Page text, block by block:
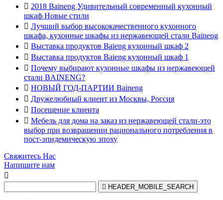
 2018 Baineng Удивительный современный кухонный
шкаф Новые стили
 Лучший выбор высококачественного кухонного
шкафа, кухонные шкафы из нержавеющей стали Baineng
 Выставка продуктов Baieng кухонный шкаф 2
 Выставка продуктов Baieng кухонный шкаф 1
 Почему выбирают кухонные шкафы из нержавеющей
стали BAINENG?
 НОВЫЙ ГОД-ПАРТИИ Baineng
 Дружелюбный клиент из Москвы, Россия
 Посещение клиента
 Мебель для дома на заказ из нержавеющей стали-это
выбор при возвращении рационального потребления в
пост-эпидемическую эпоху
Свяжитесь Нас
Напишите нам

 HEADER_MOBILE_SEARCH